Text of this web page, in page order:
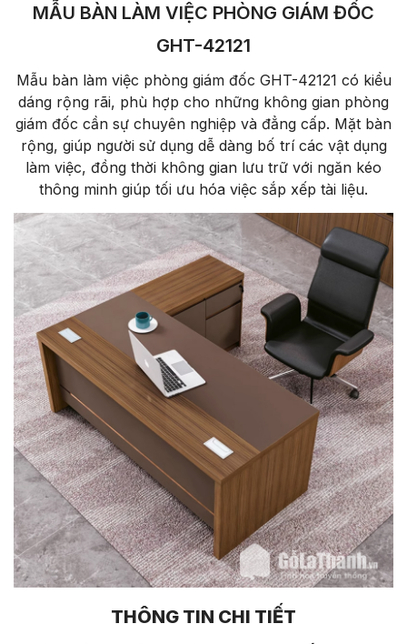
MẪU BÀN LÀM VIỆC PHÒNG GIÁM ĐỐC
GHT-42121
Mẫu bàn làm việc phòng giám đốc GHT-42121 có kiểu
dáng rộng rãi, phù hợp cho những không gian phòng
giám đốc cần sự chuyên nghiệp và đẳng cấp. Mặt bàn
rộng, giúp người sử dụng dễ dàng bố trí các vật dụng
làm việc, đồng thời không gian lưu trữ với ngăn kéo
thông minh giúp tối ưu hóa việc sắp xếp tài liệu.
THÔNG TIN CHI TIẾT